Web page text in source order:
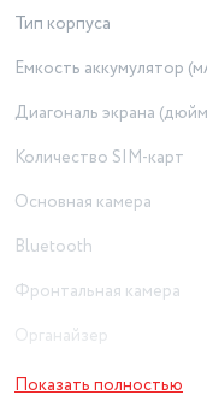
Тип корпуса
Емкость аккумулятор
Диагональ экрана
Количество SIM-карт
Основная камера
Bluetooth
Фронтальная камера
Органайзер
Емкость аккумулятора
Показать полностью